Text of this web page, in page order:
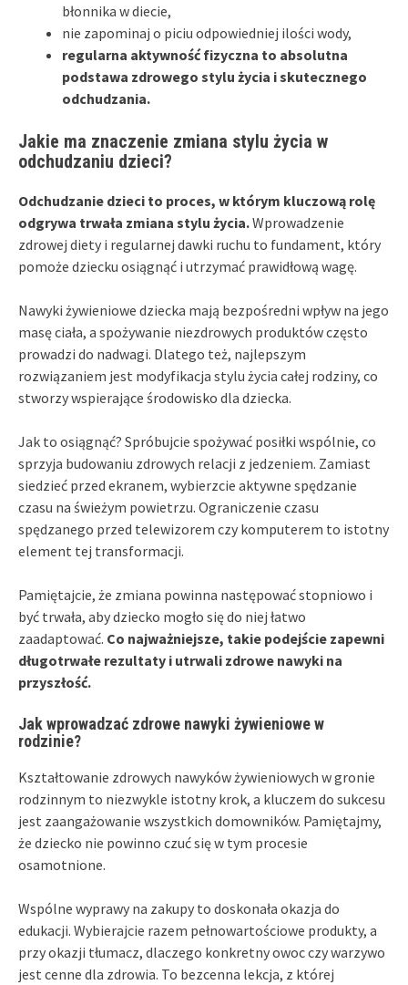
błonnika w diecie,
nie zapominaj o piciu odpowiedniej ilości wody,
regularna aktywność fizyczna to absolutna
podstawa zdrowego stylu życia i skutecznego
odchudzania.
Jakie ma znaczenie zmiana stylu życia w
odchudzaniu dzieci?
Odchudzanie dzieci to proces, w którym kluczową rolę
odgrywa trwała zmiana stylu życia.Wprowadzenie
zdrowej diety i regularnej dawki ruchu to fundament, który
pomoże dziecku osiągnąć i utrzymać prawidłową wagę.
Nawyki żywieniowe dziecka mają bezpośredni wpływ na jego
masę ciała, a spożywanie niezdrowych produktów często
prowadzi do nadwagi. Dlatego też, najlepszym
rozwiązaniem jest modyfikacja stylu życia całej rodziny, co
stworzy wspierające środowisko dla dziecka.
Jak to osiągnąć? Spróbujcie spożywać posiłki wspólnie, co
sprzyja budowaniu zdrowych relacji z jedzeniem. Zamiast
siedzieć przed ekranem, wybierzcie aktywne spędzanie
czasu na świeżym powietrzu. Ograniczenie czasu
spędzanego przed telewizorem czy komputerem to istotny
element tej transformacji.
Pamiętajcie, że zmiana powinna następować stopniowo i
być trwała, aby dziecko mogło się do niej łatwo
zaadaptować. Co najważniejsze, takie podejście zapewni
długotrwałe rezultaty i utrwali zdrowe nawyki na
przyszłość.
Jak wprowadzać zdrowe nawyki żywieniowe w
rodzinie?
Kształtowanie zdrowych nawyków żywieniowych w gronie
rodzinnym to niezwykle istotny krok, a kluczem do sukcesu
jest zaangażowanie wszystkich domowników. Pamiętajmy,
że dziecko nie powinno czuć się w tym procesie
osamotnione.
Wspólne wyprawy na zakupy to doskonała okazja do
edukacji. Wybierajcie razem pełnowartościowe produkty, a
przy okazji tłumacz, dlaczego konkretny owoc czy warzywo
jest cenne dla zdrowia. To bezcenna lekcja, z której